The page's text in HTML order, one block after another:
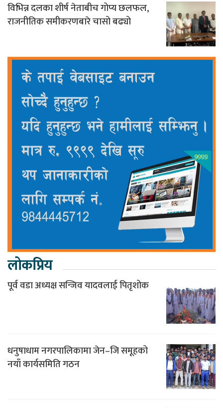
विभिन्न दलका शीर्ष नेताबीच गोप्य छलफल,
राजनीतिक समीकरणबारे चासो बढ्यो
लोकप्रिय
पूर्व वडा अध्यक्ष सन्जिव यादवलाई पितृशोक
धनुषाधाम नगरपालिकामा जेन–जि समूहको
नयाँ कार्यसमिति गठन